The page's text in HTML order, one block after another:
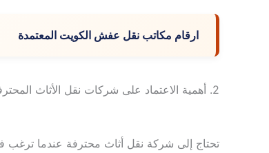
ارقام مكاتب نقل عفش الكويت المعتمدة
2. أهمية الاعتماد على شركات نقل الأثاث المحترفة في الكويت
تحتاج إلى شركة نقل أثاث محترفة عندما ترغب